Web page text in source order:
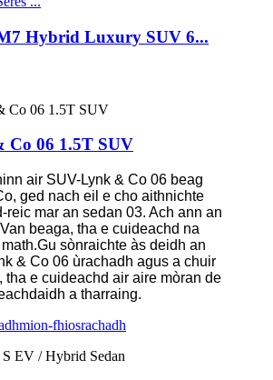
Hybrid Luxury SUV 6...
Co 06 1.5T SUV
air SUV-Lynk & Co 06 beag
ged nach eil e cho aithnichte
reic mar an sedan 03. Ach ann an
beaga, tha e cuideachd na
sònraichte às deidh an
& Co 06 ùrachadh agus a chuir
tha e cuideachd air aire mòran de
a tharraing.
mion-fhiosrachadh